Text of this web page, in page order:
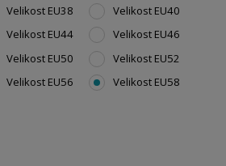
Velikost EU38
Velikost EU40
Velikost EU44
Velikost EU46
Velikost EU50
Velikost EU52
Velikost EU56 Velikost EU58